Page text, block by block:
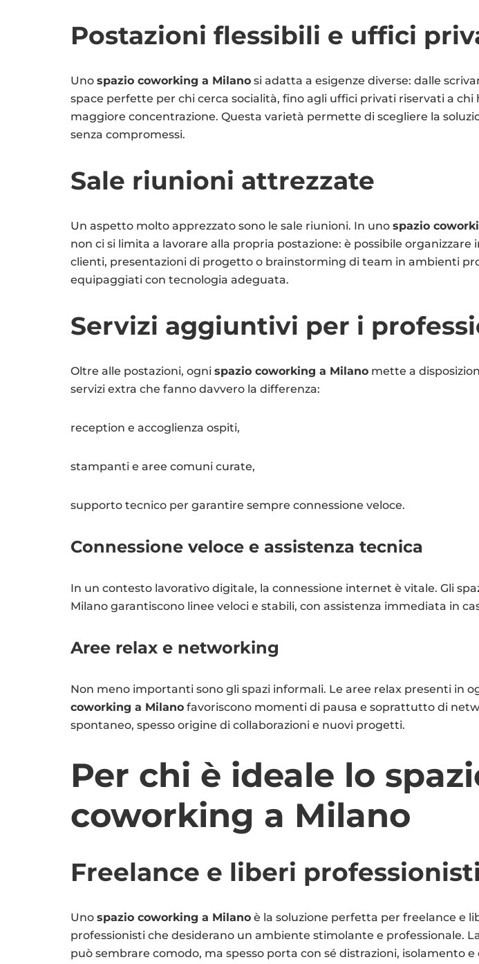
Postazioni flessibili e uffici
Uno spazio coworking a Milano si adatta a esigenze diverse: dalle
space perfette per chi cerca socialità, fino agli uffici privati riservati a chi
maggiore concentrazione. Questa varietà permette di scegliere la
senza compromessi.
Sale riunioni attrezzate
Un aspetto molto apprezzato sono le sale riunioni. In uno spazio
non ci si limita a lavorare alla propria postazione: è possibile organizzare
clienti, presentazioni di progetto o brainstorming di team in ambienti
equipaggiati con tecnologia adeguata.
Servizi aggiuntivi per i
Oltre alle postazioni, ogni spazio coworking a Milano mette a
servizi extra che fanno davvero la differenza:
reception e accoglienza ospiti,
stampanti e aree comuni curate,
supporto tecnico per garantire sempre connessione veloce.
Connessione veloce e assistenza tecnica
In un contesto lavorativo digitale, la connessione internet è vitale. Gli
Milano garantiscono linee veloci e stabili, con assistenza immediata in
Aree relax e networking
Non meno importanti sono gli spazi informali. Le aree relax presenti in
coworking a Milano favoriscono momenti di pausa e soprattutto di
spontaneo, spesso origine di collaborazioni e nuovi progetti.
Per chi è ideale lo
coworking a Milano
Freelance e liberi professionisti
Uno spazio coworking a Milano è la soluzione perfetta per freelance e
professionisti che desiderano un ambiente stimolante e professionale.
può sembrare comodo, ma spesso porta con sé distrazioni, isolamento